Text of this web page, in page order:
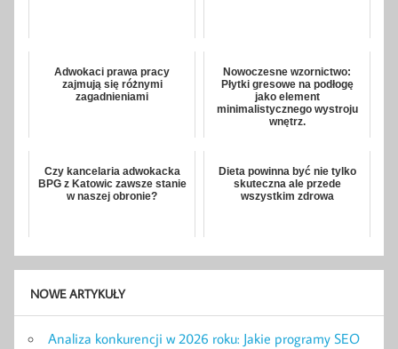
Adwokaci prawa pracy
zajmują się różnymi
zagadnieniami
Nowoczesne wzornictwo:
Płytki gresowe na podłogę
jako element
minimalistycznego wystroju
wnętrz.
Czy kancelaria adwokacka
BPG z Katowic zawsze stanie
w naszej obronie?
Dieta powinna być nie tylko
skuteczna ale przede
wszystkim zdrowa
NOWE ARTYKUŁY
Analiza konkurencji w 2026 roku: Jakie programy SEO